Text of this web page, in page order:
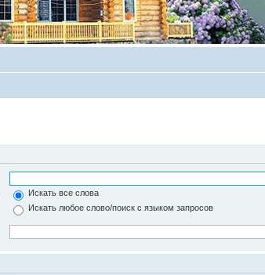
Искать все слова
Искать любое слово/поиск с языком запросов